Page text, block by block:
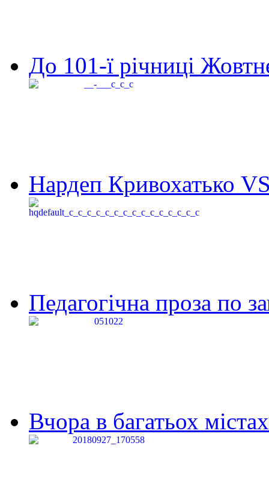
До 101-ї річниці
Нардеп Кривохатько
Педагогічна проза по
Вчора в багатьох